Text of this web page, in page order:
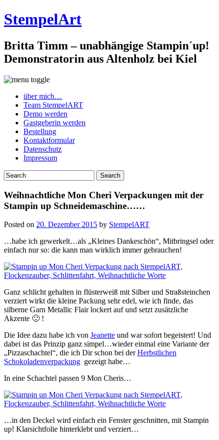
StempelArt
Britta Timm – unabhängige Stampin´up!
Demonstratorin aus Altenholz bei Kiel
über mich…
Team StempelART
Demo werden
Gastgeberin werden
Bestellung
Kontaktformular
Datenschutz
Impressum
Weihnachtliche Mon Cheri Verpackungen mit der
Stampin up Schneidemaschine……
Posted on 20. Dezember 2015 by StempelART
…habe ich gewerkelt…als „Kleines Dankeschön“, Mitbringsel oder
einfach nur so: die kann man wirklich immer gebrauchen!
Ganz schlicht gehalten in flüsterweiß mit Silber und Straßsteinchen
verziert wirkt die kleine Packung sehr edel, wie ich finde, das
silberne Garn Metallic Flair lockert auf und setzt zusätzliche
Akzente 🙂 !
Die Idee dazu habe ich von Jeanette und war sofort begeistert! Und
dabei ist das Prinzip ganz simpel…wieder einmal eine Variante der
„Pizzaschachtel“, die ich Dir schon bei derHerbstlichen
Schokoladenverpackung gezeigt habe…
In eine Schachtel passen 9 Mon Cheris…
…in den Deckel wird einfach ein Fenster geschnitten, mit Stampin
up! Klarsichtfolie hinterklebt und verziert…